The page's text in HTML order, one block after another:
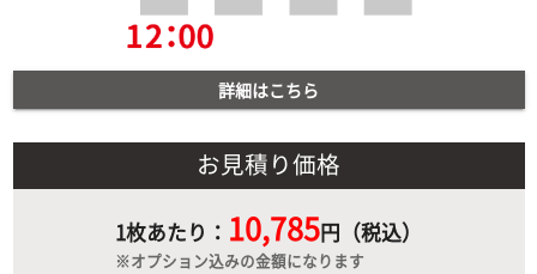
詳細はこちら
お見積り価格
1枚あたり： 10,785円（税込）
※オプション込みの金額になります